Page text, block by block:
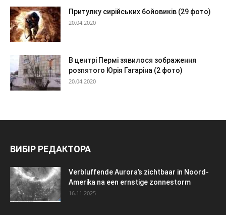
Притулку сирійських бойовиків (29 фото)
20.04.2020
В центрі Пермі зявилося зображення
розпятого Юрія Гагаріна (2 фото)
20.04.2020
ВИБІР РЕДАКТОРА
Verbluffende Aurora’s zichtbaar in Noord-
Amerika na een ernstige zonnestorm
16.11.2025